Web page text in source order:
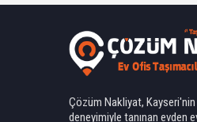
Çözüm Nakliyat,
deneyimiyle tanınan evden
Ahmet Yılmaz